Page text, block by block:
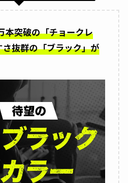
本突破の「チョークレ
抜群の「ブラック」が